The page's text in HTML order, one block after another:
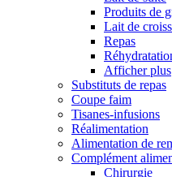
Produits de
Lait de
Repas
Afficher plus
Substituts de repas
Coupe faim
Tisanes-infusions
Réalimentation
Alimentation de
Complément
Chirurgie